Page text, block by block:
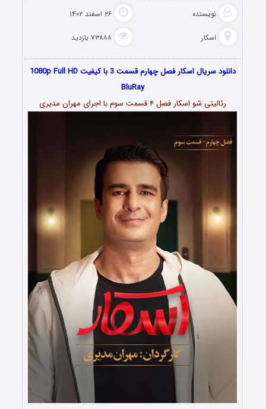
نویسنده ۲۶ اسفند ۱۴۰۲
اسکار ۷۳۸۸۸ بازدید
دانلود سریال اسکار فصل چهارم قسمت 3 با کیفیت 1080p Full HD
BluRay
رئالیتی شو اسکار فصل ۴ قسمت سوم با اجرای مهران مدیری